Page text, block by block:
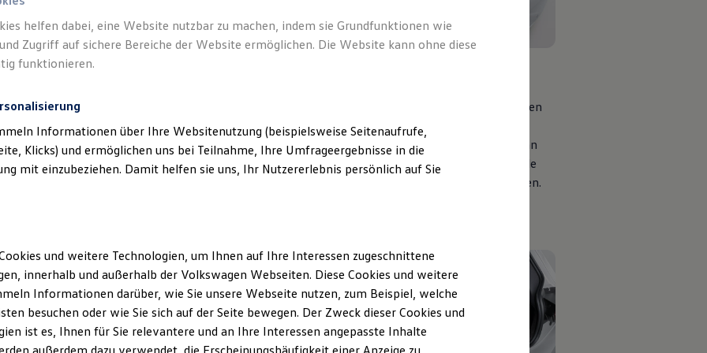
Rutschfest, zusammenrollbar und
passgenau für Ihren ID.3Neo. Mit diesem
Zubehörprodukt können Sie Ihren
Kofferraum weitestgehend vor Schmutz
Dieses abwaschbare Produkt kann Ihren
Kofferraum vor Verschmutzungen
schützen. Ein ca. 4 cm hoher Rand kann
zusätzlich verhindern, dass auslaufende
Flüssigkeiten in den Laderaum gelangen.
helfen dabei, eine Website nutzbar zu machen, indem sie Grundfunktionen wie
Zugriff auf sichere Bereiche der Website ermöglichen. Die Website kann ohne diese
funktionieren.
Informationen über Ihre Websitenutzung (beispielsweise Seitenaufrufe,
Klicks) und ermöglichen uns bei Teilnahme, Ihre Umfrageergebnisse in die
mit einzubeziehen. Damit helfen sie uns, Ihr Nutzererlebnis persönlich auf Sie
und weitere Technologien, um Ihnen auf Ihre Interessen zugeschnittene
innerhalb und außerhalb der Volkswagen Webseiten. Diese Cookies und weitere
Informationen darüber, wie Sie unsere Webseite nutzen, zum Beispiel, welche
besuchen oder wie Sie sich auf der Seite bewegen. Der Zweck dieser Cookies und
ist es, Ihnen für Sie relevantere und an Ihre Interessen angepasste Inhalte
außerdem dazu verwendet, die Erscheinungshäufigkeit einer Anzeige zu